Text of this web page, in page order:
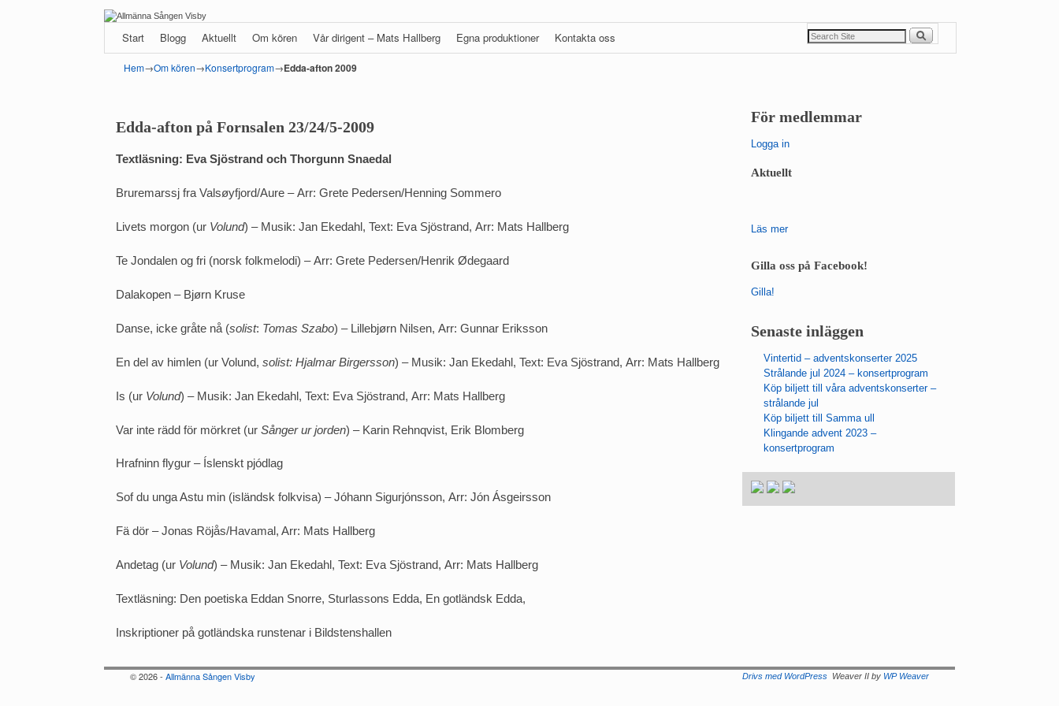
Start Blogg Aktuellt Om kören Vår dirigent – Mats Hallberg Egna produktioner Kontakta oss
Hem→Om kören→Konsertprogram→Edda-afton 2009
Edda-afton på Fornsalen 23/24/5-2009
Textläsning: Eva Sjöstrand och Thorgunn Snaedal
Bruremarssj fra Valsøyfjord/Aure – Arr: Grete Pedersen/Henning Sommero
Livets morgon (ur Volund) – Musik: Jan Ekedahl, Text: Eva Sjöstrand, Arr: Mats Hallberg
Te Jondalen og fri (norsk folkmelodi) – Arr: Grete Pedersen/Henrik Ødegaard
Dalakopen – Bjørn Kruse
Danse, icke gråte nå (solist: Tomas Szabo) – Lillebjørn Nilsen, Arr: Gunnar Eriksson
En del av himlen (ur Volund, solist: Hjalmar Birgersson) – Musik: Jan Ekedahl, Text: Eva Sjöstrand, Arr: Mats Hallberg
Is (ur Volund) – Musik: Jan Ekedahl, Text: Eva Sjöstrand, Arr: Mats Hallberg
Var inte rädd för mörkret (ur Sånger ur jorden) – Karin Rehnqvist, Erik Blomberg
Hrafninn flygur – Íslenskt pjódlag
Sof du unga Astu min (isländsk folkvisa) – Jóhann Sigurjónsson, Arr: Jón Ásgeirsson
Fä dör – Jonas Röjås/Havamal, Arr: Mats Hallberg
Andetag (ur Volund) – Musik: Jan Ekedahl, Text: Eva Sjöstrand, Arr: Mats Hallberg
Textläsning: Den poetiska Eddan Snorre, Sturlassons Edda, En gotländsk Edda,
Inskriptioner på gotländska runstenar i Bildstenshallen
För medlemmar
Logga in
Aktuellt
Läs mer
Gilla oss på Facebook!
Gilla!
Senaste inläggen
Vintertid – adventskonserter 2025
Strålande jul 2024 – konsertprogram
Köp biljett till våra adventskonserter –
strålande jul
Köp biljett till Samma ull
Klingande advent 2023 –
konsertprogram
© 2026 - Allmänna Sången Visby Drivs med WordPress Weaver II by WP Weaver